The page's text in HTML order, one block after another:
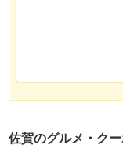
佐賀のグルメ・ク